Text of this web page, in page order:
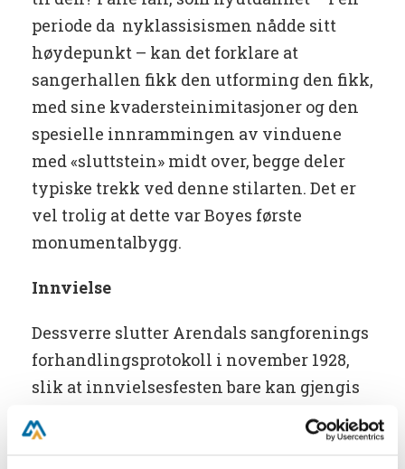
periode da nyklassisismen nådde sitt
høydepunkt – kan det forklare at
sangerhallen fikk den utforming den fikk,
med sine kvadersteinimitasjoner og den
spesielle innrammingen av vinduene
med «sluttstein» midt over, begge deler
typiske trekk ved denne stilarten. Det er
vel trolig at dette var Boyes første
monumentalbygg.
Innvielse
Dessverre slutter Arendals sangforenings
forhandlingsprotokoll i november 1928,
slik at innvielsesfesten bare kan gjengis
slik den refereres i pressen. Agderpostens
konsertanmelder skrev: